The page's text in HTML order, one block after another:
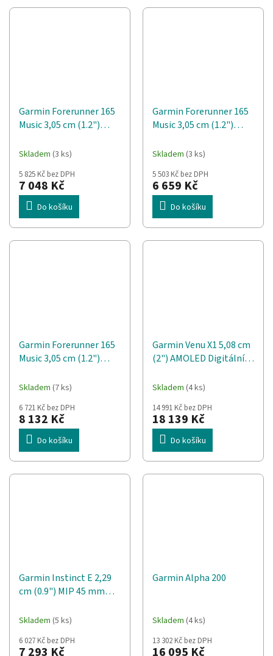
Garmin Forerunner 165
Music 3,05 cm (1.2")
Digitální 390 x 390 px
Tyrkysová GPS
Skladem (3 ks)
5 825 Kč bez DPH
7 048 Kč
Do košíku
Garmin Forerunner 165
Music 3,05 cm (1.2")
Digitální 390 x 390 px
Šedá GPS
Skladem (3 ks)
5 503 Kč bez DPH
6 659 Kč
Do košíku
Garmin Forerunner 165
Music 3,05 cm (1.2")
Digitální 390 x 390 px
Purpurová GPS
Skladem (7 ks)
6 721 Kč bez DPH
8 132 Kč
Do košíku
Garmin Venu X1 5,08 cm
(2") AMOLED Digitální
obrazovka Černá Wi-Fi
Skladem (4 ks)
14 991 Kč bez DPH
18 139 Kč
Do košíku
Garmin Instinct E 2,29
cm (0.9") MIP 45 mm
Limetka GPS
Skladem (5 ks)
6 027 Kč bez DPH
7 293 Kč
Garmin Alpha 200
Skladem (4 ks)
13 302 Kč bez DPH
16 095 Kč